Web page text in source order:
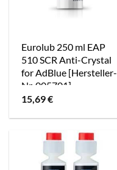
Eurolub 250 ml EAP
510 SCR Anti-Crystal
for AdBlue [Hersteller-
Nr. 005701]
15,69€